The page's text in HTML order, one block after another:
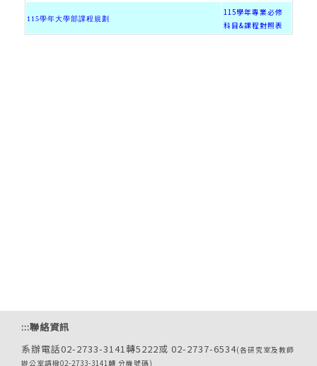
115學年大學部課程規劃
115學年專業必修
科目&課程對照表
:::聯絡資訊
系辦電話02-2733-3141轉5222或 02-2737-6534(各研究室及教師
辦公室請撥02-2733-3141轉 分機號碼)